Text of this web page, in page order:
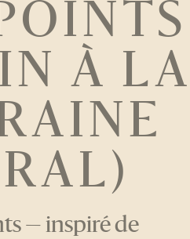
À LA
— inspiré de